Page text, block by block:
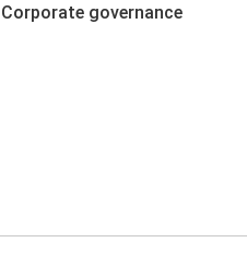
Corporate governance